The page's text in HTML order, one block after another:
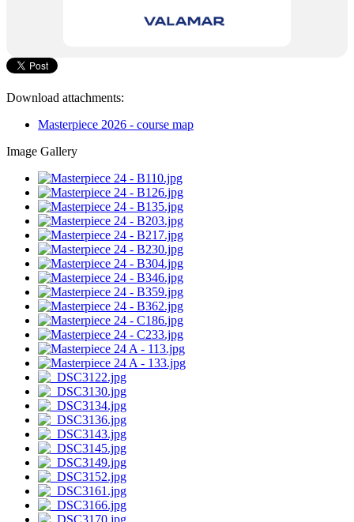
Download attachments:
Masterpiece 2026 - course map
Image Gallery